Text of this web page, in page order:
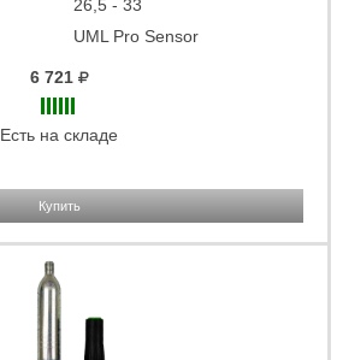
26,5 - 33
UML Pro Sensor
6 721
Есть на складе
Купить